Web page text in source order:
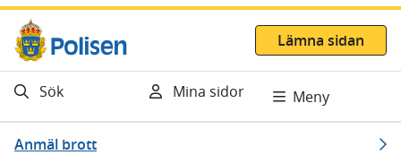
Gå direkt till innehåll
Lämna sidan
Sök Mina sidor Meny
Anmäl brott